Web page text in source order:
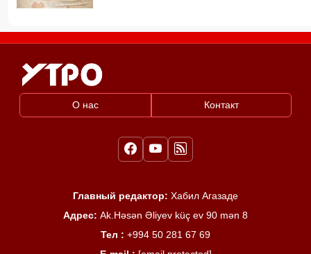
О нас Контакт
Главный редактор: Хабил Агазаде
Адрес: Ak.Həsən Əliyev küç ev 90 mən 8
Тел : +994 50 281 67 69